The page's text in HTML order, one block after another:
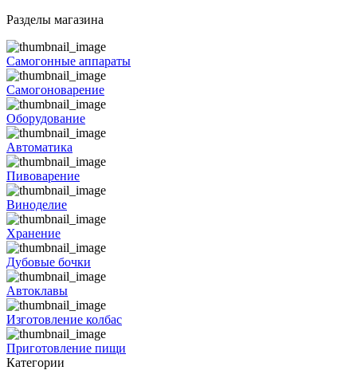
Разделы магазина
Самогонные аппараты
Самогоноварение
Оборудование
Автоматика
Пивоварение
Виноделие
Хранение
Дубовые бочки
Автоклавы
Изготовление колбас
Приготовление пищи
Категории